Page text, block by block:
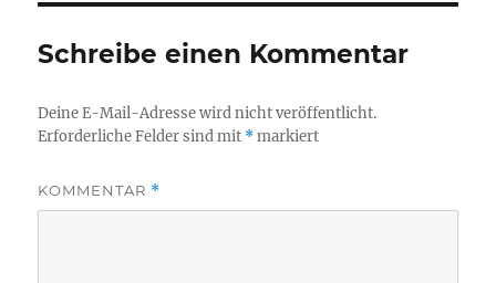
Schreibe einen Kommentar
Deine E-Mail-Adresse wird nicht veröffentlicht.
Erforderliche Felder sind mit *markiert
KOMMENTAR *